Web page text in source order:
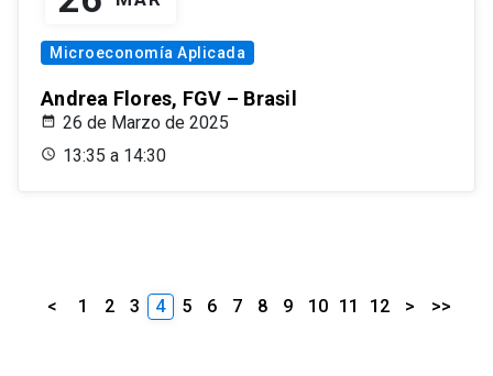
Microeconomía Aplicada
Andrea Flores, FGV – Brasil
26 de Marzo de 2025
13:35 a 14:30
< 1 2 3 4 5 6 7 8 9 10 11 12 > >>